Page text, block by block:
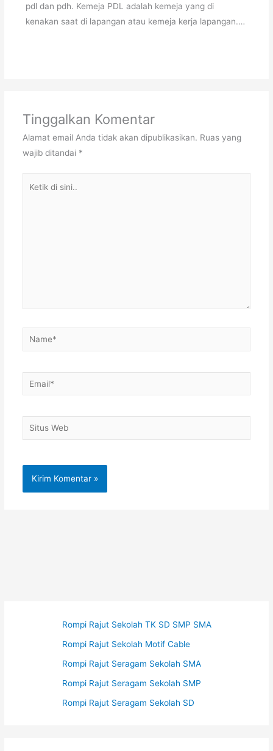
pdl dan pdh. Kemeja PDL adalah kemeja yang di
kenakan saat di lapangan atau kemeja kerja lapangan.…
Tinggalkan Komentar
Alamat email Anda tidak akan dipublikasikan. Ruas yang
wajib ditandai *
Name*
Email*
Situs
Web
Rompi Rajut Sekolah TK SD SMP SMA
Rompi Rajut Sekolah Motif Cable
Rompi Rajut Seragam Sekolah SMA
Rompi Rajut Seragam Sekolah SMP
Rompi Rajut Seragam Sekolah SD